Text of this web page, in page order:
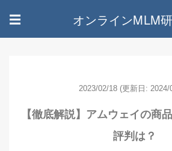
☰ オンラインMLM
2023/02/18 (更新日: 2024/
【徹底解説】アムウェイの商
評判は？